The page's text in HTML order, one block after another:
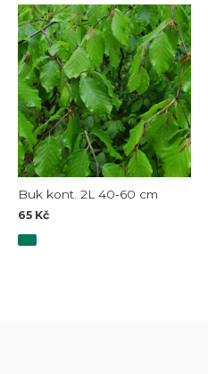
Buk kont. 2L 40-60 cm
65 Kč